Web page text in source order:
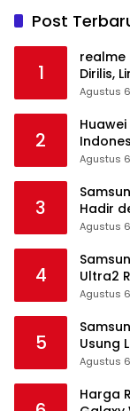
Post
1
realme
Dirilis,
Agustus
2
Agustus
3
Hadir
Agustus
4
Ultra2
Wear
Agustus
5
Usung
Agustus
Harga